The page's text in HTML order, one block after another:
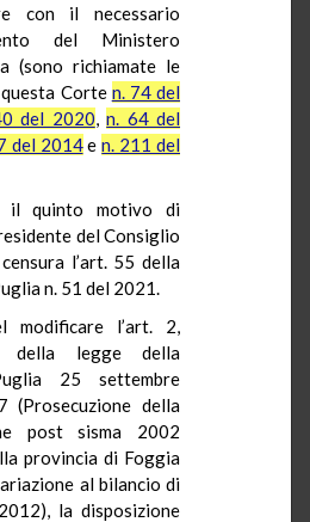
con il necessario
del Ministero
(sono richiamate le
Corte n. 74 del
del 2020,n. 64 del
del 2014en. 211 del
il quinto motivo di
del Consiglio
l’art. 55 della
n. 51 del 2021.
modificare l’art. 2,
della legge della
25 settembre
(Prosecuzione della
post sisma 2002
provincia di Foggia
al bilancio di
la disposizione